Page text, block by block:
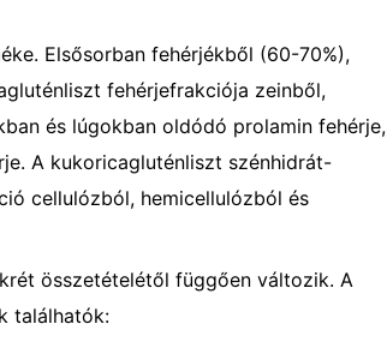
Elsősorban fehérjékből (60-70%),
fehérjefrakciója zeinből,
és lúgokban oldódó prolamin fehérje,
A kukoricagluténliszt szénhidrát-
cellulózból, hemicellulózból és
összetételétől függően változik. A
találhatók: